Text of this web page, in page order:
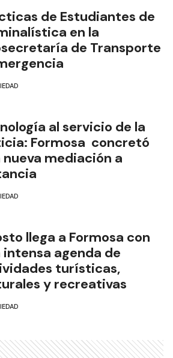
de Estudiantes de
en la
de Transporte
al servicio de la
Formosa concretó
nueva mediación a
llega a Formosa con
intensa agenda de
turísticas,
y recreativas